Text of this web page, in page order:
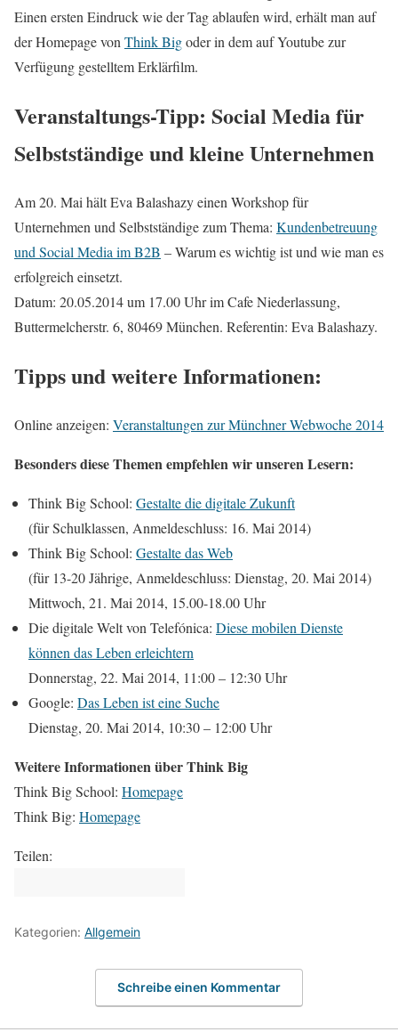
Einen ersten Eindruck wie der Tag ablaufen wird, erhält man auf
der Homepage von Think Bigoder in dem auf Youtube zur
Verfügung gestelltem Erklärfilm.
Veranstaltungs-Tipp: Social Media für
Selbstständige und kleine Unternehmen
Am 20. Mai hält Eva Balashazy einen Workshop für
Unternehmen und Selbstständige zum Thema: Kundenbetreuung
und Social Media im B2B – Warum es wichtig ist und wie man es
erfolgreich einsetzt.
Datum: 20.05.2014 um 17.00 Uhr im Cafe Niederlassung,
Buttermelcherstr. 6, 80469 München. Referentin: Eva Balashazy.
Tipps und weitere Informationen:
Online anzeigen: Veranstaltungen zur Münchner Webwoche 2014
Besonders diese Themen empfehlen wir unseren Lesern:
Think Big School: Gestalte die digitale Zukunft
(für Schulklassen, Anmeldeschluss: 16. Mai 2014)
Think Big School: Gestalte das Web
(für 13-20 Jährige, Anmeldeschluss: Dienstag, 20. Mai 2014)
Mittwoch, 21. Mai 2014, 15.00-18.00 Uhr
Die digitale Welt von Telefónica: Diese mobilen Dienste
können das Leben erleichtern
Donnerstag, 22. Mai 2014, 11:00 – 12:30 Uhr
Google: Das Leben ist eine Suche
Dienstag, 20. Mai 2014, 10:30 – 12:00 Uhr
Weitere Informationen über Think Big
Think Big School: Homepage
Think Big: Homepage
Teilen:
Kategorien: Allgemein
Schreibe einen Kommentar